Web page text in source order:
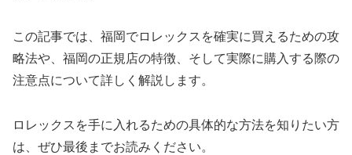
この記事では、福岡でロレックスを確実に買えるための攻
略法や、福岡の正規店の特徴、そして実際に購入する際の
注意点について詳しく解説します。
ロレックスを手に入れるための具体的な方法を知りたい方
は、ぜひ最後までお読みください。